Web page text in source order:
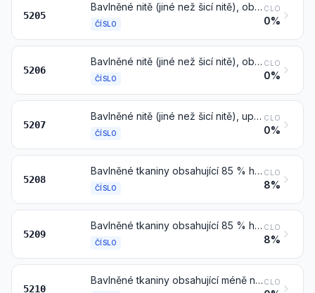
5205
Bavlněné nitě (jiné než šicí nitě), obsahující 85 % hmotnostních nebo více bavlny, neupravené pro drobný prodej
ČÍSLO
CLO
0%
5206
Bavlněné nitě (jiné než šicí nitě), obsahující méně než 85 % hmotnostních bavlny, neupravené pro drobný prodej
ČÍSLO
CLO
0%
5207
Bavlněné nitě (jiné než šicí nitě), upravené pro drobný prodej
ČÍSLO
CLO
0%
5208
Bavlněné tkaniny obsahující 85 % hmotnostních nebo více bavlny, o plošné hmotnosti nepřesahující 200 g/m²
ČÍSLO
CLO
8%
5209
Bavlněné tkaniny obsahující 85 % hmotnostních nebo více bavlny, o plošné hmotnosti vyšší než 200 g/m²
ČÍSLO
CLO
8%
5210
Bavlněné tkaniny obsahující méně než 85 % hmotnostních bavlny, smíšené hlavně nebo výhradně s chemickými vlákny, o plošné hmotnosti nejvýše 200 g/m² CLO